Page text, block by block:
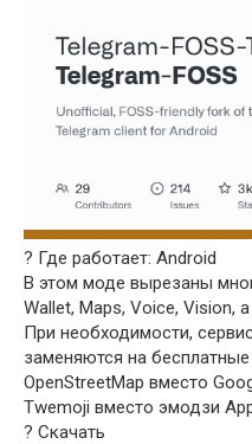
? Где работает: Android
В этом моде вырезаны
Wallet, Maps, Voice, Vision,
При необходимости,
заменяются на
OpenStreetMap вместо
Twemoji вместо эмодзи
? Скачать